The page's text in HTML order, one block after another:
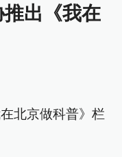
出《我在
北京做科普》栏